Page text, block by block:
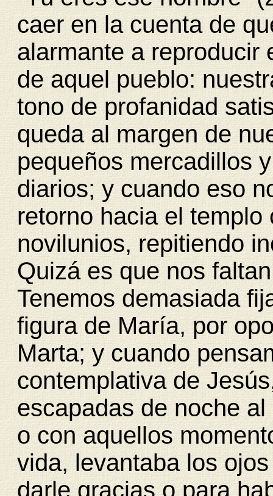
caer en la cuenta de
alarmante a reproducir
de aquel pueblo:
tono de profanidad
queda al margen de
pequeños mercadillos
diarios; y cuando eso
retorno hacia el templo
novilunios, repitiendo
Quizá es que nos
Tenemos demasiada
figura de María, por
Marta; y cuando
contemplativa de
escapadas de noche
o con aquellos
vida, levantaba los
darle gracias o para